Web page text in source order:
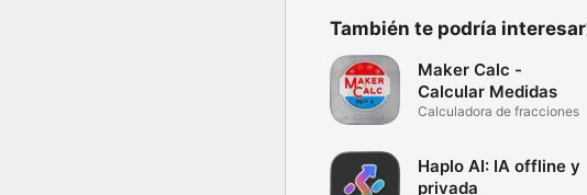
También te podría interesar
Maker Calc -
Calcular Medidas
Calculadora de fracciones
Haplo AI: IA offline y
privada